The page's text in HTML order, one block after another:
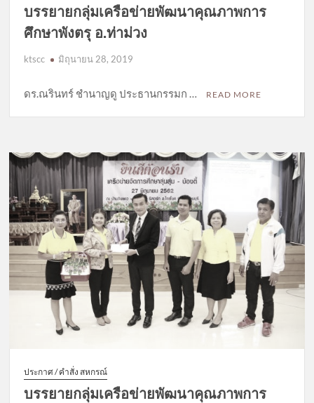
บรรยายกลุ่มเครือข่ายพัฒนาคุณภาพการ
ศึกษาพังตรุ อ.ท่าม่วง
ktscc มิถุนายน 28, 2019
ดร.ณรินทร์ ชำนาญดู ประธานกรรมก … READ MORE
ประกาศ / คำสั่ง สหกรณ์
บรรยายกลุ่มเครือข่ายพัฒนาคุณภาพการ